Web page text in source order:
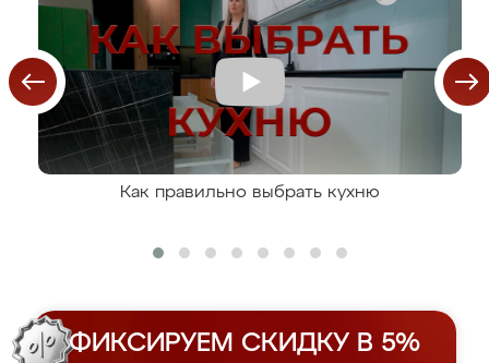
Как правильно выбрать кухню
ФИКСИРУЕМ СКИДКУ В 5%